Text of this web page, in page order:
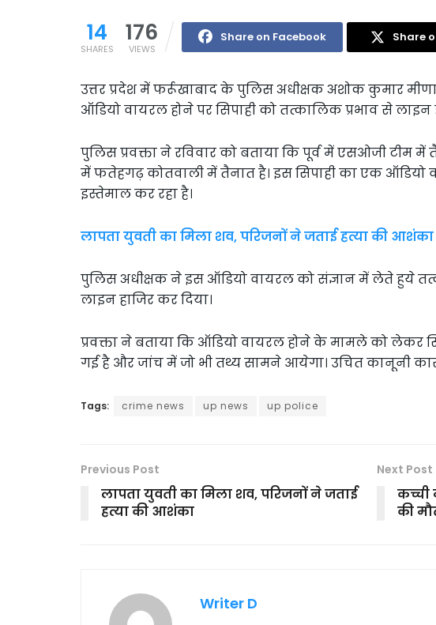
14
SHARES
176
VIEWS
Share on Facebook Share
उत्तर प्रदेश में फर्रूखाबाद के पुलिस अधीक्षक अशोक कुमार
ऑडियो वायरल होने पर सिपाही को तत्कालिक प्रभाव से लाइन
पुलिस प्रवक्ता ने रविवार को बताया कि पूर्व में एसओजी टीम में
में फतेहगढ़ कोतवाली में तैनात है। इस सिपाही का एक ऑडियो
इस्तेमाल कर रहा है।
लापता युवती का मिला शव, परिजनों ने जताई हत्या की आशंका
पुलिस अधीक्षक ने इस ऑडियो वायरल को संज्ञान में लेते हुये
लाइन हाजिर कर दिया।
प्रवक्ता ने बताया कि ऑडियो वायरल होने के मामले को लेकर
गई है और जांच में जो भी तथ्य सामने आयेगा। उचित कानूनी
Tags: crime news up news up police
Previous Post
लापता युवती का मिला शव, परिजनों ने जताई
हत्या की आशंका
Next Post
कच्ची
की
Writer D